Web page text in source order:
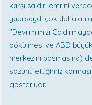
karşı saldırı emrini
yapılsaydı çok daha
"Devrimimizi
dökülmesi ve ABD
merkezini basmasına)
sözünü ettiğimiz
gösteriyor.